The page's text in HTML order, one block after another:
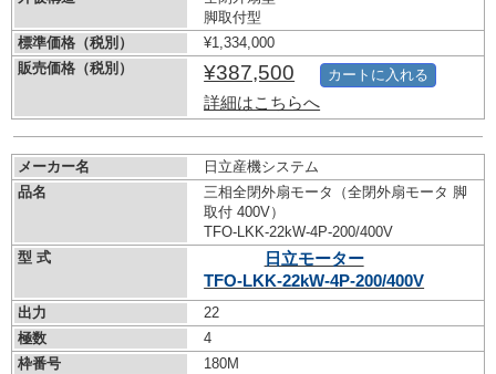
脚取付型
標準価格（税別）
¥1,334,000
販売価格（税別）
¥387,500
詳細はこちらへ
カートに入れる
メーカー名
日立産機システム
品名
三相全閉外扇モータ（全閉外扇モータ 脚
取付 400V）
TFO-LKK-22kW-4P-200/400V
型 式
日立モーター
TFO-LKK-22kW-4P-200/400V
出力
22
極数
4
枠番号
180M